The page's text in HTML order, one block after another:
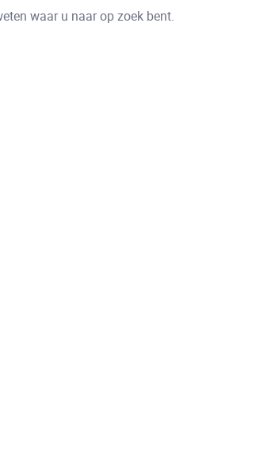
waar u naar op zoek bent.